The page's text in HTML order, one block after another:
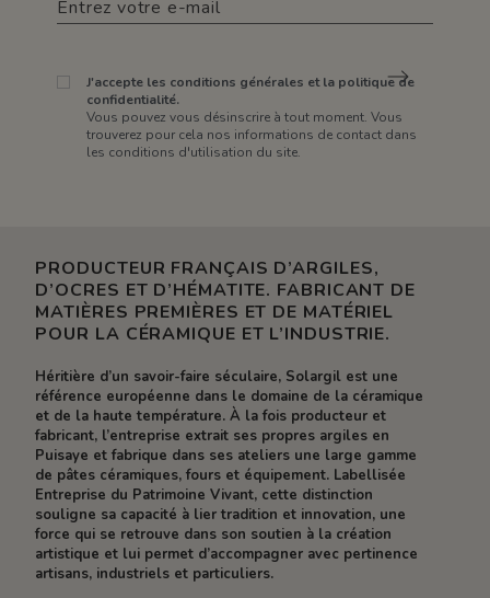
J'accepte les conditions générales et la politique de
confidentialité.
Vous pouvez vous désinscrire à tout moment. Vous
trouverez pour cela nos informations de contact dans
les conditions d'utilisation du site.
PRODUCTEUR FRANÇAIS D’ARGILES,
D’OCRES ET D’HÉMATITE. FABRICANT DE
MATIÈRES PREMIÈRES ET DE MATÉRIEL
POUR LA CÉRAMIQUE ET L’INDUSTRIE.
Héritière d’un savoir-faire séculaire, Solargil est une
référence européenne dans le domaine de la céramique
et de la haute température. À la fois producteur et
fabricant, l’entreprise extrait ses propres argiles en
Puisaye et fabrique dans ses ateliers une large gamme
de pâtes céramiques, fours et équipement. Labellisée
Entreprise du Patrimoine Vivant, cette distinction
souligne sa capacité à lier tradition et innovation, une
force qui se retrouve dans son soutien à la création
artistique et lui permet d’accompagner avec pertinence
artisans, industriels et particuliers.